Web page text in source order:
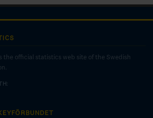
the official statistics web site of the Swedish